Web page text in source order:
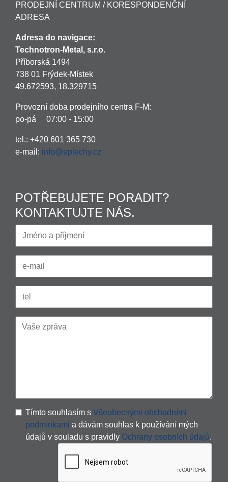
PRODEJNÍ CENTRUM / KORESPONDENČNÍ
ADRESA
Adresa do navigace:
Technotron-Metal, s.r.o.
Příborská 1494
738 01 Frýdek-Místek
49.672593, 18.329715
Provozní doba prodejního centra F-M:
po-pá 07:00 - 15:00
tel.: +420 601 365 730
e-mail: info@eplechy.cz
POTŘEBUJETE PORADIT?
KONTAKTUJTE NÁS.
Tímto souhlasím s Všeobecnými obchodními
podmínkami a dávám souhlas k používání mých
údajů v souladu s pravidly Ochrany osobních údajů.